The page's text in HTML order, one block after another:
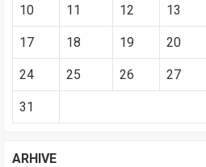
10 11 12 13
17 18 19 20
24 25 26 27
31
ARHIVE